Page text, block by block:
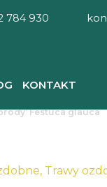
784 930
KONTAKT
Festuca glauca
, Trawy